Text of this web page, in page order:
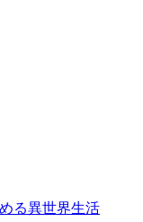
る異世界生活